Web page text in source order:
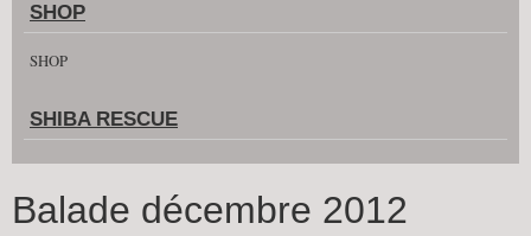
SHOP
SHOP
SHIBA RESCUE
Balade décembre 2012